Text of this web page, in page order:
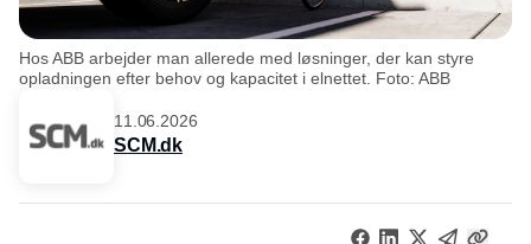
Hos ABB arbejder man allerede med løsninger, der kan styre
opladningen efter behov og kapacitet i elnettet. Foto: ABB
11.06.2026
SCM.dk